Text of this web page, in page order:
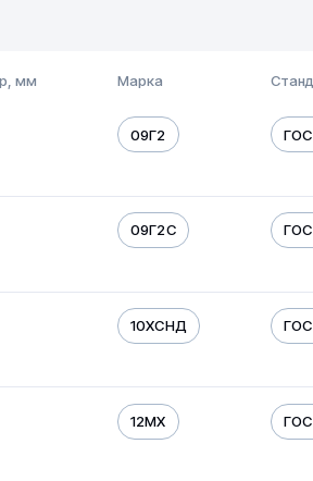
мм Марка
09Г2
09Г2С
10ХСНД
12МХ